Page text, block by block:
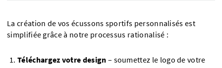
La création de vos écussons sportifs personnalisés est
simplifiée grâce à notre processus rationalisé :
Téléchargez votre design – soumettez le logo de votre